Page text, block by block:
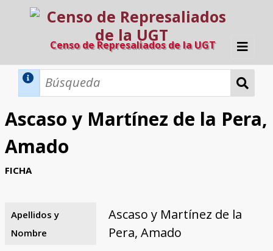
Censo de Represaliados de la UGT
Inicio
Búsqueda Dinámica
Búsqueda Avanzada
Filtros A-Z
Ascaso y Martínez de la Pera,
Amado
FICHA
Apellidos y
Nombre
Ascaso y Martínez de la
Pera, Amado